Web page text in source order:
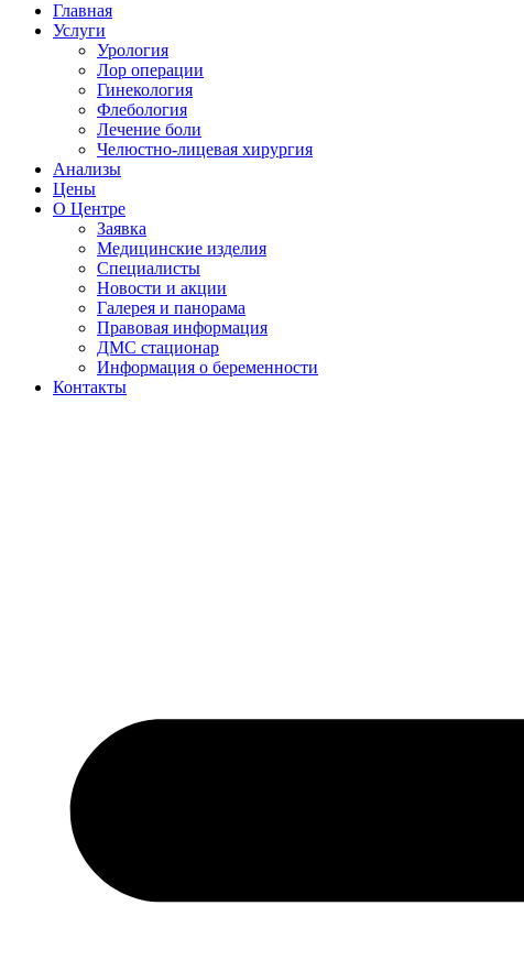
Главная
Услуги
Урология
Лор операции
Гинекология
Флебология
Лечение боли
Челюстно-лицевая хирургия
Анализы
Цены
О Центре
Заявка
Медицинские изделия
Специалисты
Новости и акции
Галерея и панорама
Правовая информация
ДМС стационар
Информация о беременности
Контакты